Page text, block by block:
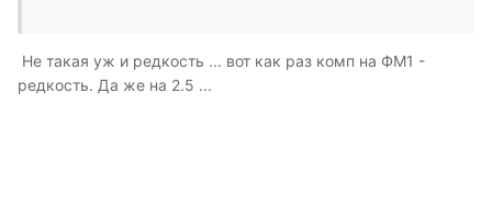
Не такая уж и редкость ... вот как раз комп на ФМ1 -
редкость. Да же на 2.5 ...